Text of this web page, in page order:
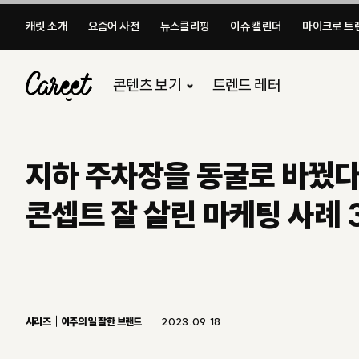
캐릿 소개 요즘어 사전 뉴스클리핑 이슈 캘린더 마이크로 트
콘텐츠 보기 트렌드 레터
지하 주차장을 동굴로 바꿨
콘셉트 잘 살린 마케팅 사례
시리즈 이주의 일 잘한 브랜드 2023.09.18